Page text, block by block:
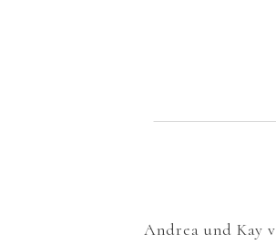
Andrea und Kay